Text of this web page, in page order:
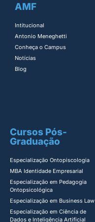
AMF
Intitucional
Antonio Meneghetti
Conheça o Campus
Notícias
Blog
Cursos Pós-
Graduação
Especialização Ontopiscologia ​
MBA Identidade Empresarial​
Especialização em Pedagogia
Ontopsicológica​
Especialização em Business Law
Especialização em Ciência de
Dados e Inteligência Artificial